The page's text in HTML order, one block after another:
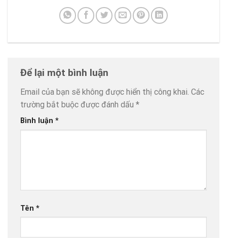
Để lại một bình luận
Email của bạn sẽ không được hiển thị công khai. Các
trường bắt buộc được đánh dấu *
Bình luận *
Tên *